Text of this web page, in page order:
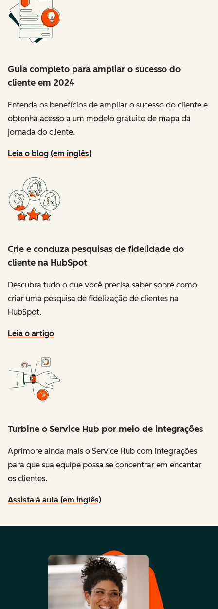
Guia completo para ampliar o sucesso do
cliente em 2024
Entenda os benefícios de ampliar o sucesso do cliente e
obtenha acesso a um modelo gratuito de mapa da
jornada do cliente.
Leia o blog (em inglês)
Crie e conduza pesquisas de fidelidade do
cliente na HubSpot
Descubra tudo o que você precisa saber sobre como
criar uma pesquisa de fidelização de clientes na
HubSpot.
Leia o artigo
Turbine o Service Hub por meio de integrações
Aprimore ainda mais o Service Hub com integrações
para que sua equipe possa se concentrar em encantar
os clientes.
Assista à aula (em inglês)